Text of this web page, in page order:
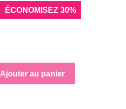
ÉCONOMISEZ 30%
Ajouter au panier